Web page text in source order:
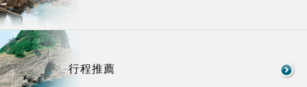
行程推薦